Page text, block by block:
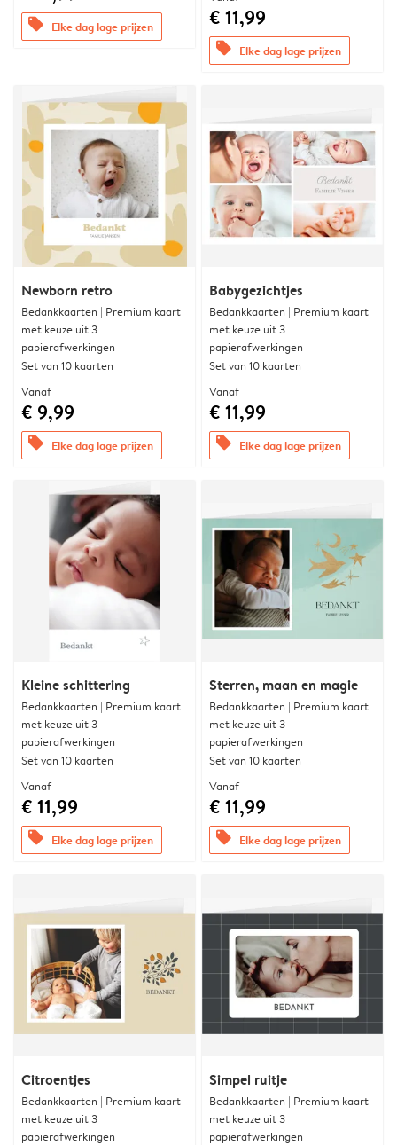
offers Elke dag lage prijzen € 11,99
offers Elke dag lage prijzen
Newborn retro
Bedankkaarten | Premium kaart
met keuze uit 3
papierafwerkingen
Set van 10 kaarten
Vanaf
€ 9,99
offers Elke dag lage prijzen
Babygezichtjes
Bedankkaarten | Premium kaart
met keuze uit 3
papierafwerkingen
Set van 10 kaarten
Vanaf
€ 11,99
offers Elke dag lage prijzen
Kleine schittering
Bedankkaarten | Premium kaart
met keuze uit 3
papierafwerkingen
Set van 10 kaarten
Vanaf
€ 11,99
offers Elke dag lage prijzen
Sterren, maan en magie
Bedankkaarten | Premium kaart
met keuze uit 3
papierafwerkingen
Set van 10 kaarten
Vanaf
€ 11,99
offers Elke dag lage prijzen
Citroentjes
Bedankkaarten | Premium kaart
met keuze uit 3
papierafwerkingen
Simpel ruitje
Bedankkaarten | Premium kaart
met keuze uit 3
papierafwerkingen